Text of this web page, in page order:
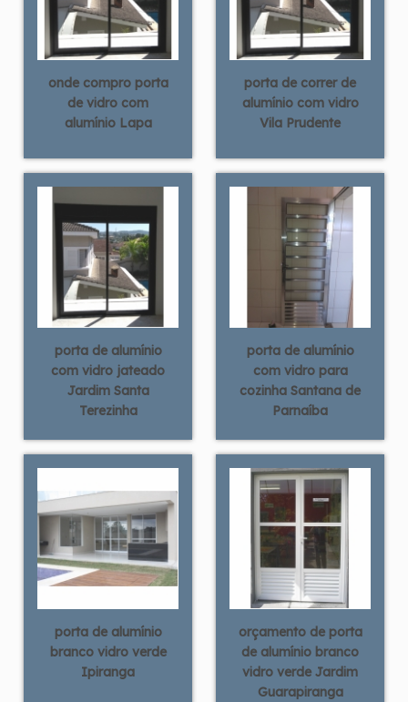
onde compro porta
de vidro com
alumínio Lapa
porta de correr de
alumínio com vidro
Vila Prudente
porta de alumínio
com vidro jateado
Jardim Santa
Terezinha
porta de alumínio
com vidro para
cozinha Santana de
Parnaíba
porta de alumínio
branco vidro verde
Ipiranga
orçamento de porta
de alumínio branco
vidro verde Jardim
Guarapiranga